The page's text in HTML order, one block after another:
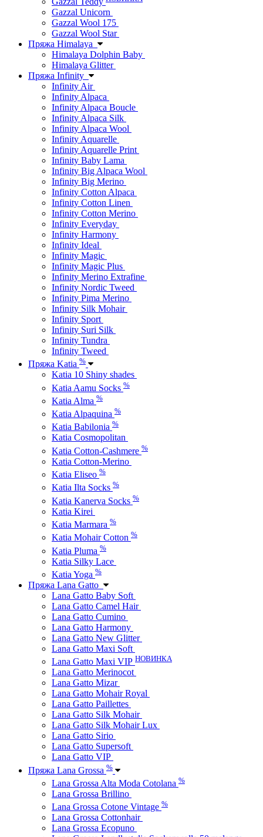
Gazzal Unicorn
Gazzal Wool 175
Gazzal Wool Star
Пряжа Himalaya
Himalaya Dolphin Baby
Himalaya Glitter
Пряжа Infinity
Infinity Air
Infinity Alpaca
Infinity Alpaca Boucle
Infinity Alpaca Silk
Infinity Alpaca Wool
Infinity Aquarelle
Infinity Aquarelle Print
Infinity Baby Lama
Infinity Big Alpaca Wool
Infinity Big Merino
Infinity Cotton Alpaca
Infinity Cotton Linen
Infinity Cotton Merino
Infinity Everyday
Infinity Harmony
Infinity Ideal
Infinity Magic
Infinity Magic Plus
Infinity Merino Extrafine
Infinity Nordic Tweed
Infinity Pima Merino
Infinity Silk Mohair
Infinity Sport
Infinity Suri Silk
Infinity Tundra
Infinity Tweed
Пряжа Katia %
Katia 10 Shiny shades
Katia Aamu Socks %
Katia Alma %
Katia Alpaquina %
Katia Babilonia %
Katia Cosmopolitan
Katia Cotton-Cashmere %
Katia Cotton-Merino
Katia Eliseo %
Katia Ilta Socks %
Katia Kanerva Socks %
Katia Kirei
Katia Marmara %
Katia Mohair Cotton %
Katia Pluma %
Katia Silky Lace
Katia Yoga %
Пряжа Lana Gatto
Lana Gatto Baby Soft
Lana Gatto Camel Hair
Lana Gatto Cumino
Lana Gatto Harmony
Lana Gatto New Glitter
Lana Gatto Maxi Soft
Lana Gatto Maxi VIP НОВИНКА
Lana Gatto Merinocot
Lana Gatto Mizar
Lana Gatto Mohair Royal
Lana Gatto Paillettes
Lana Gatto Silk Mohair
Lana Gatto Silk Mohair Lux
Lana Gatto Sirio
Lana Gatto Supersoft
Lana Gatto VIP
Пряжа Lana Grossa %
Lana Grossa Alta Moda Cotolana %
Lana Grossa Brillino
Lana Grossa Cotone Vintage %
Lana Grossa Cottonhair
Lana Grossa Ecopuno